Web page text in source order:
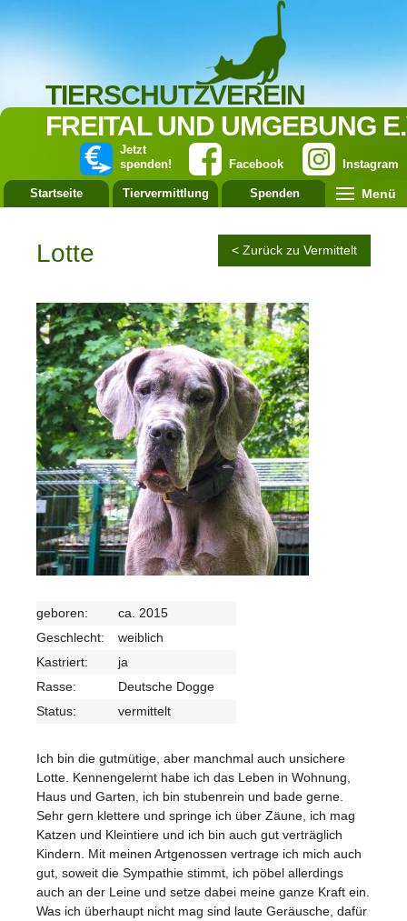
TIERSCHUTZVEREIN
FREITAL UND UMGEBUNG
Instagram
Facebook
Jetzt
spenden!
Startseite Tiervermittlung Spenden Menü
Lotte < Zurück zu Vermittelt
geboren:
ca. 2015
Geschlecht:
weiblich
Kastriert:
ja
Rasse:
Deutsche Dogge
Status:
vermittelt
Ich bin die gutmütige, aber manchmal auch unsichere
Lotte. Kennengelernt habe ich das Leben in Wohnung,
Haus und Garten, ich bin stubenrein und bade gerne.
Sehr gern klettere und springe ich über Zäune, ich mag
Katzen und Kleintiere und ich bin auch gut verträglich
Kindern. Mit meinen Artgenossen vertrage ich mich auch
gut, soweit die Sympathie stimmt, ich pöbel allerdings
auch an der Leine und setze dabei meine ganze Kraft ein.
Was ich überhaupt nicht mag sind laute Geräusche, dafür